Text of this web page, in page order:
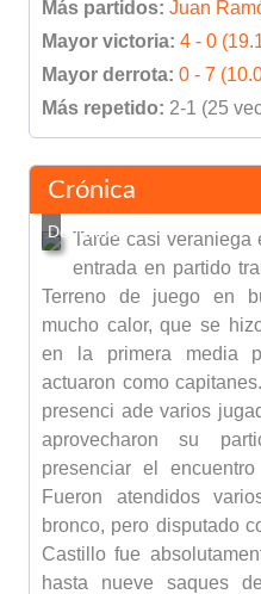
Más partidos: Juan
Mayor victoria: 4 - 0
Mayor derrota: 0 - 7
Más repetido: 2-1 (25
Crónica
Tarde casi veraniega
entrada en partido
Terreno de juego en
mucho calor, que se
en la primera media
actuaron como
presenci ade varios
aprovecharon su
presenciar el
Fueron atendidos
bronco, pero disputado
Castillo fue
hasta nueve saques